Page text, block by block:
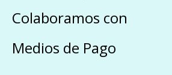
Colaboramos con
Medios de Pago